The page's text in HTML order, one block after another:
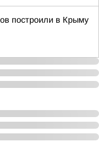
построили в Крыму